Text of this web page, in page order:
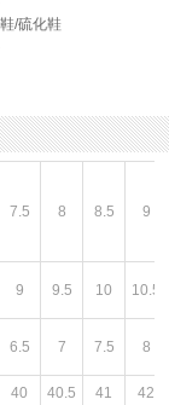
/硫化鞋
7.5 8 8.5 9
9 9.5 10 10.5
6.5 7 7.5 8
40 40.5 41 42